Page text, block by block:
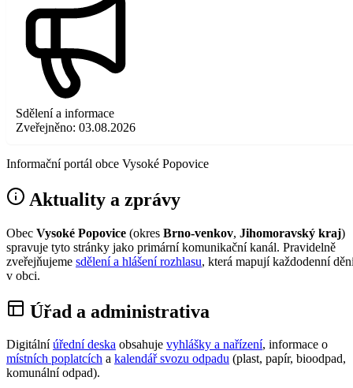
Sdělení a informace
Zveřejněno: 03.08.2026
Informační portál obce Vysoké Popovice
Aktuality a zprávy
Obec Vysoké Popovice (okres Brno-venkov, Jihomoravský kraj)
spravuje tyto stránky jako primární komunikační kanál. Pravidelně
zveřejňujeme sdělení a hlášení rozhlasu, která mapují každodenní
v obci.
Úřad a administrativa
Digitální úřední deska obsahuje vyhlášky a nařízení, informace o
místních poplatcích a kalendář svozu odpadu (plast, papír, bioodpad,
komunální odpad).